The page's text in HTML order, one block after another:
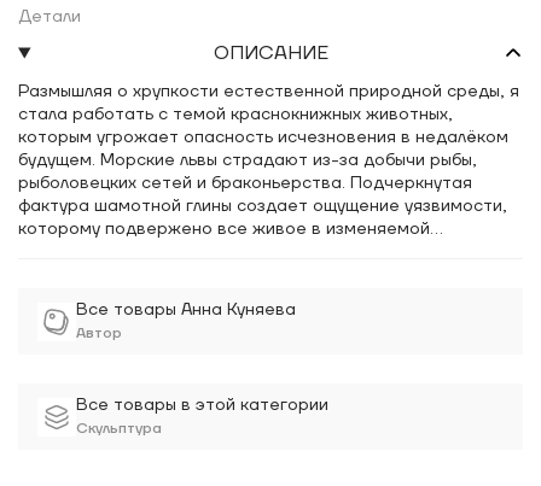
Все товары Анна Куняева
Автор
Все товары в этой категории
Скульптура
Детали
ОПИСАНИЕ
Размышляя о хрупкости естественной природной среды, я
стала работать с темой краснокнижных животных,
которым угрожает опасность исчезновения в недалёком
будущем. Морские львы страдают из-за добычи рыбы,
рыболовецких сетей и браконьерства. Подчеркнутая
фактура шамотной глины создает ощущение уязвимости,
которому подвержено все живое в изменяемой